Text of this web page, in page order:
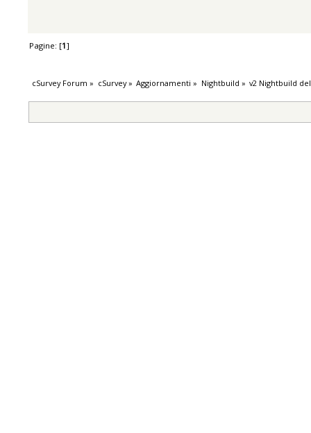
Pagine: [1]
cSurvey Forum » cSurvey» Aggiornamenti » Nightbuild » v2 Nightbuild